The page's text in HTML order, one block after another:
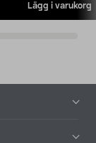
Lägg i varukorg